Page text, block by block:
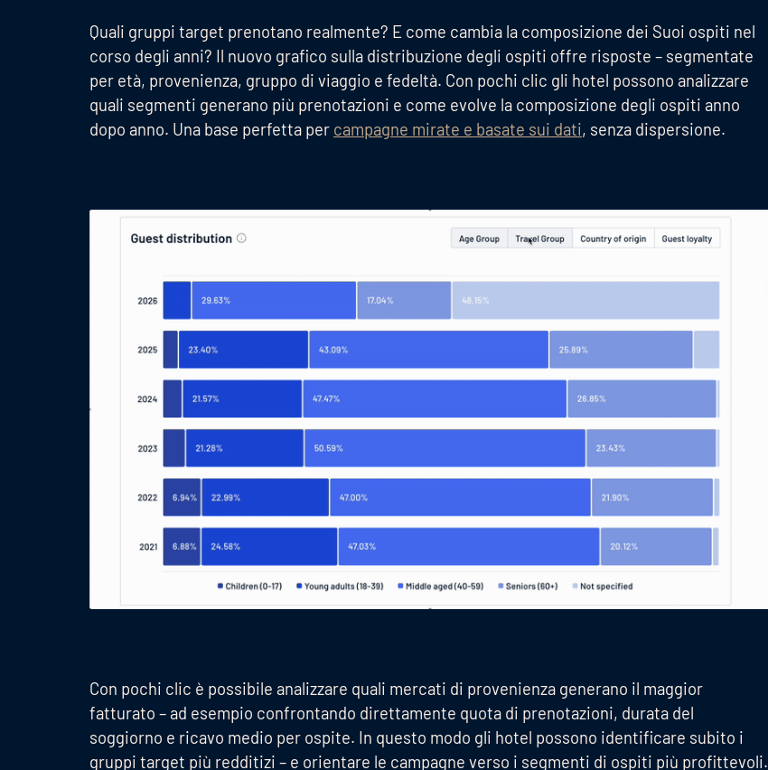
Quali gruppi target prenotano realmente? E come cambia la composizione dei Suoi ospiti nel
corso degli anni? Il nuovo grafico sulla distribuzione degli ospiti offre risposte – segmentate
per età, provenienza, gruppo di viaggio e fedeltà. Con pochi clic gli hotel possono analizzare
quali segmenti generano più prenotazioni e come evolve la composizione degli ospiti anno
dopo anno. Una base perfetta per campagne mirate e basate sui dati, senza dispersione.
Con pochi clic è possibile analizzare quali mercati di provenienza generano il maggior
fatturato – ad esempio confrontando direttamente quota di prenotazioni, durata del
soggiorno e ricavo medio per ospite. In questo modo gli hotel possono identificare subito i
gruppi target più redditizi – e orientare le campagne verso i segmenti di ospiti più profittevoli.